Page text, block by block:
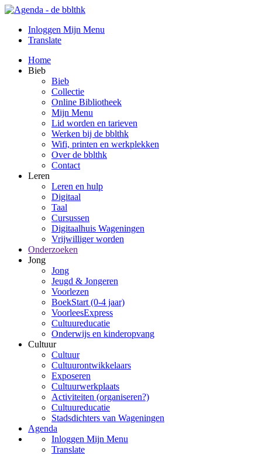
Inloggen Mijn Menu
Translate
Home
Bieb
Bieb
Collectie
Online Bibliotheek
Mijn Menu
Lid worden en tarieven
Werken bij de bblthk
Wifi, printen en werkplekken
Over de bblthk
Contact
Leren
Leren en hulp
Digitaal
Taal
Cursussen
Digitaalhuis Wageningen
Vrijwilliger worden
Onderzoeken
Jong
Jong
Jeugd & Jongeren
Voorlezen
BoekStart (0-4 jaar)
VoorleesExpress
Cultuureducatie
Onderwijs en kinderopvang
Cultuur
Cultuur
Cultuurontwikkelaars
Exposeren
Cultuurwerkplaats
Activiteiten (organiseren?)
Cultuureducatie
Stadsdichters van Wageningen
Agenda
Inloggen Mijn Menu
Translate